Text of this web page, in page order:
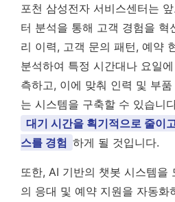
포천 삼성전자 서비스센터는
터 분석을 통해 고객 경험을 혁
리 이력, 고객 문의 패턴, 예약
분석하여 특정 시간대나 요일
측하고, 이에 맞춰 인력 및 부
는 시스템을 구축할 수 있습니
대기 시간을 획기적으로 줄이
스를 경험 하게 될 것입니다.
또한, AI 기반의 챗봇 시스템을
의 응대 및 예약 지원을 자동화